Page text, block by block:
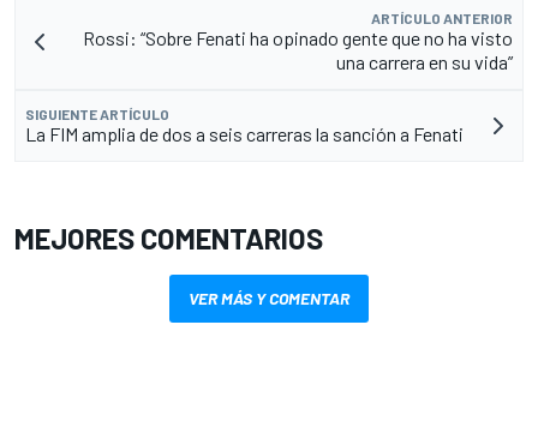
ARTÍCULO ANTERIOR
Rossi: “Sobre Fenati ha opinado gente que no ha visto
una carrera en su vida”
SIGUIENTE ARTÍCULO
La FIM amplia de dos a seis carreras la sanción a Fenati
MEJORES COMENTARIOS
VER MÁS Y COMENTAR